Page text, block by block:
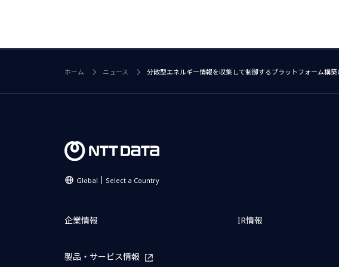
ホーム ニュース 分散型エネルギー情報を収集して制御するプラットフォーム構
Global Select a Country
企業情報 IR情報
製品・サービス情報